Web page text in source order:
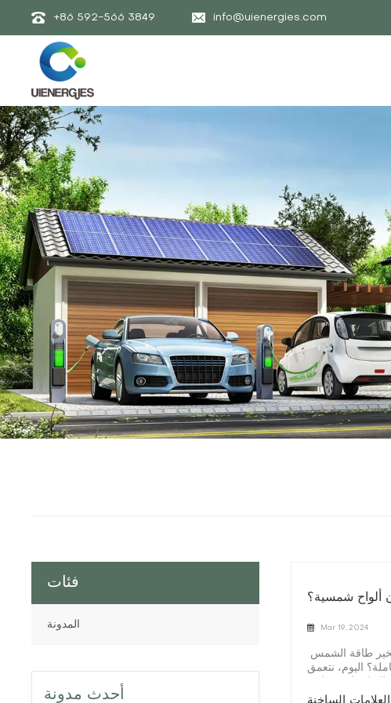
+86 592-566 3849 info@uienergies.com
ألواح شمسية؟
Mar 19, 2024
اليوم، نتعمق
الأحفوري،
فئات
المدونة
أحدث مدونة